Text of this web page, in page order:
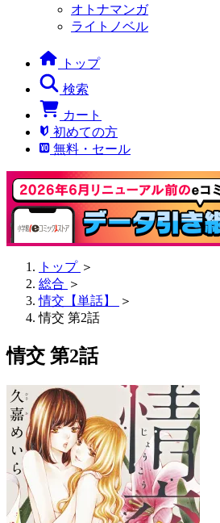
オトナマンガ
ライトノベル
トップ
検索
カート
初めての方
無料・セール
トップ ＞
総合 ＞
情交【単話】
＞
情交 第2話
情交 第2話